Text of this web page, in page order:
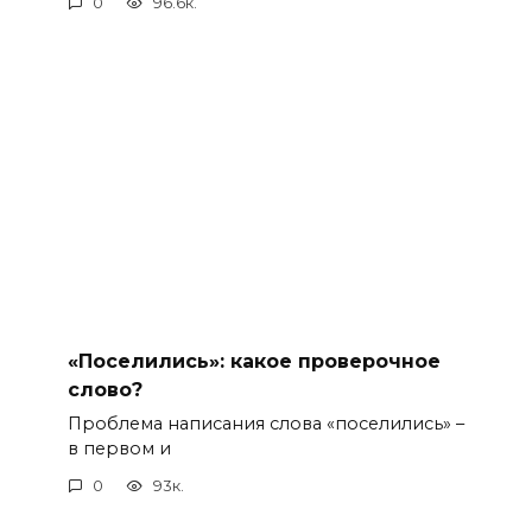
«Поселились»: какое проверочное
слово?
Проблема написания слова «поселились» –
в первом и
0 93к.